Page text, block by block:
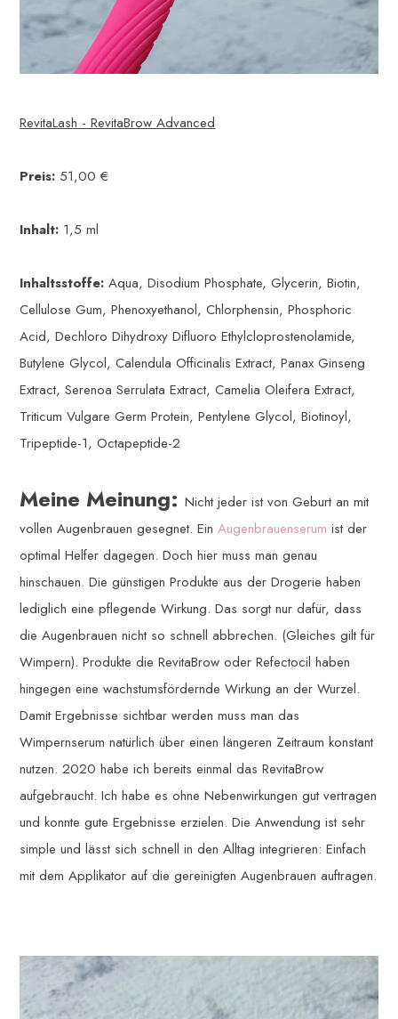
RevitaLash - RevitaBrow Advanced
Preis: 51,00 €
Inhalt: 1,5 ml
Inhaltsstoffe:Aqua, Disodium Phosphate, Glycerin, Biotin,
Cellulose Gum, Phenoxyethanol, Chlorphensin, Phosphoric
Acid, Dechloro Dihydroxy Difluoro Ethylcloprostenolamide,
Butylene Glycol, Calendula Officinalis Extract, Panax Ginseng
Extract, Serenoa Serrulata Extract, Camelia Oleifera Extract,
Triticum Vulgare Germ Protein, Pentylene Glycol, Biotinoyl,
Tripeptide-1, Octapeptide-2
Meine Meinung:Nicht jeder ist von Geburt an mit
vollen Augenbrauen gesegnet. EinAugenbrauenserum ist der
optimal Helfer dagegen. Doch hier muss man genau
hinschauen. Die günstigen Produkte aus der Drogerie haben
lediglich eine pflegende Wirkung. Das sorgt nur dafür, dass
die Augenbrauen nicht so schnell abbrechen. (Gleiches gilt für
Wimpern). Produkte die RevitaBrow oder Refectocil haben
hingegen eine wachstumsfördernde Wirkung an der Wurzel.
Damit Ergebnisse sichtbar werden muss man das
Wimpernserum natürlich über einen längeren Zeitraum konstant
nutzen. 2020 habe ich bereits einmal das RevitaBrow
aufgebraucht. Ich habe es ohne Nebenwirkungen gut vertragen
und konnte gute Ergebnisse erzielen. Die Anwendung ist sehr
simple und lässt sich schnell in den Alltag integrieren: Einfach
mit dem Applikator auf die gereinigten Augenbrauen auftragen.